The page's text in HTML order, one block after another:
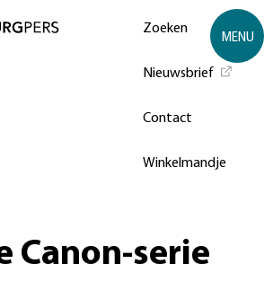
Zoeken
Nieuwsbrief
Contact
Winkelmandje
MENU
Canon-serie